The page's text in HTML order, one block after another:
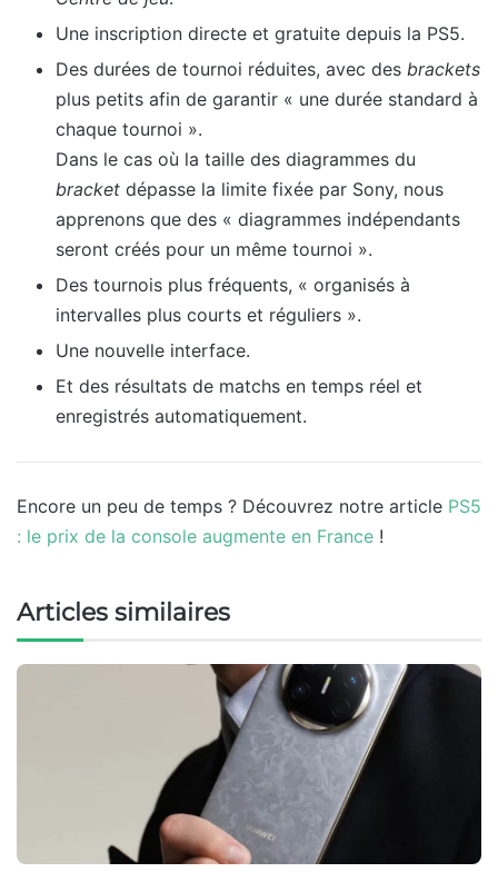
Une inscription directe et gratuite depuis la PS5.
Des durées de tournoi réduites, avec des brackets
plus petits afin de garantir « une durée standard à
chaque tournoi ».
Dans le cas où la taille des diagrammes du
bracket dépasse la limite fixée par Sony, nous
apprenons que des « diagrammes indépendants
seront créés pour un même tournoi ».
Des tournois plus fréquents, « organisés à
intervalles plus courts et réguliers ».
Une nouvelle interface.
Et des résultats de matchs en temps réel et
enregistrés automatiquement.
Encore un peu de temps ? Découvrez notre article PS5
: le prix de la console augmente en France !
Articles similaires